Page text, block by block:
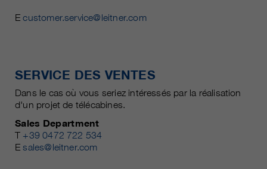
Ecustomer.service@leitner.com
SERVICE DES VENTES
Dans le cas où vous seriez intéressés par la réalisation
d'un projet de télécabines.
Sales Department
T +39 0472 722 534
Esales@leitner.com